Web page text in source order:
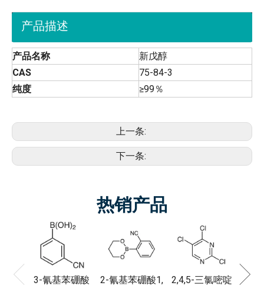
产品描述
产品名称
新戊醇
CAS
75-84-3
纯度
≥99％
上一条:
下一条:
热销产品
3-氰基苯硼酸
2-氰基苯硼酸1,
2,4,5-三氯嘧啶